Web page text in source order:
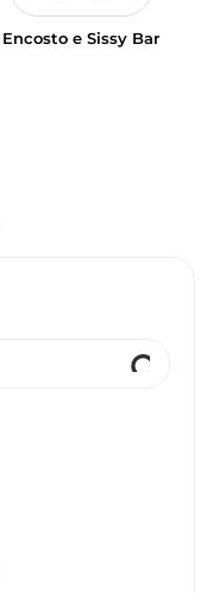
Encosto e Sissy Bar